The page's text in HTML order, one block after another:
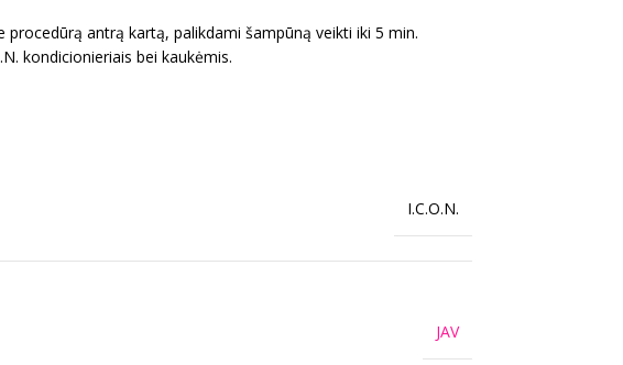
antrą kartą, palikdami šampūną veikti iki 5 min.
kondicionieriais bei kaukėmis.
I.C.O.N.
JAV